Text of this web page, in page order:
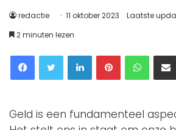
redactie 11 oktober 2023
Laatste
2 minuten lezen
FacebookTwitter LinkedInPinterest
Geld is een fundamenteel